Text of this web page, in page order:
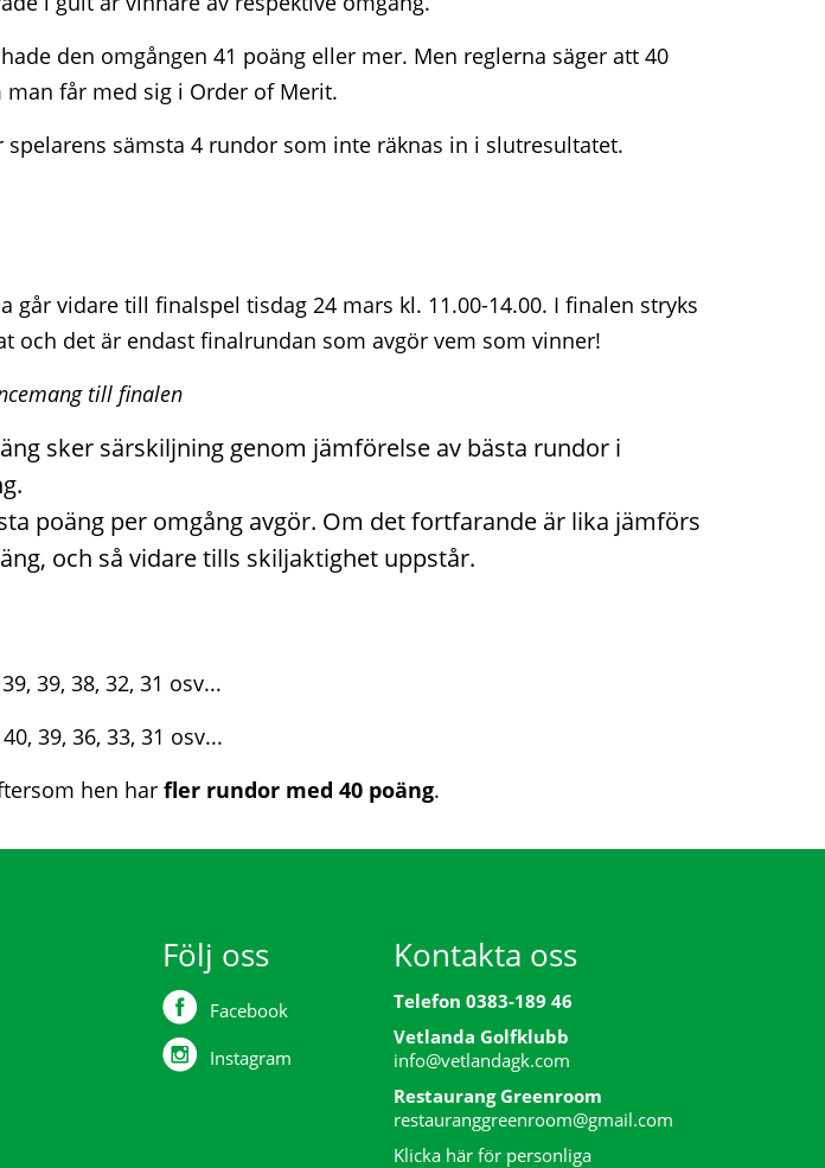
den omgången 41 poäng eller mer. Men reglerna säger att 40
man får med sig i Order of Merit.
spelarens sämsta 4 rundor som inte räknas in i slutresultatet.
går vidare till finalspel tisdag 24 mars kl. 11.00-14.00. I finalen stryks
och det är endast finalrundan som avgör vem som vinner!
till finalen
sker särskiljning genom jämförelse av bästa rundor i
poäng per omgång avgör. Om det fortfarande är lika jämförs
och så vidare tills skiljaktighet uppstår.
39, 38, 32, 31 osv...
39, 36, 33, 31 osv...
hen har fler rundor med 40 poäng.
Följ oss
Facebook
Instagram
Kontakta oss
Telefon 0383-189 46
Vetlanda Golfklubb
info@vetlandagk.com
Restaurang Greenroom
restauranggreenroom@gmail.com
Klicka här för personliga